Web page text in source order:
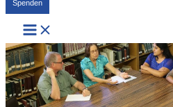
Spenden